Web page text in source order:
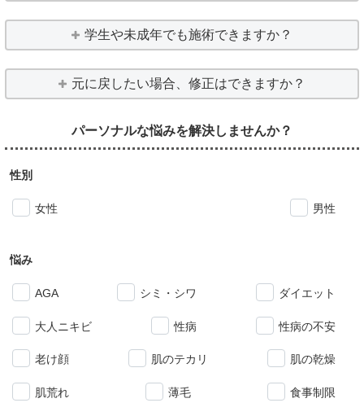
学生や未成年でも施術できますか？
元に戻したい場合、修正はできますか？
パーソナルな悩みを解決しませんか？
性別
女性 男性
悩み
AGA シミ・シワ ダイエット
大人ニキビ 性病 性病の不安
老け顔 肌のテカリ 肌の乾燥
肌荒れ 薄毛 食事制限